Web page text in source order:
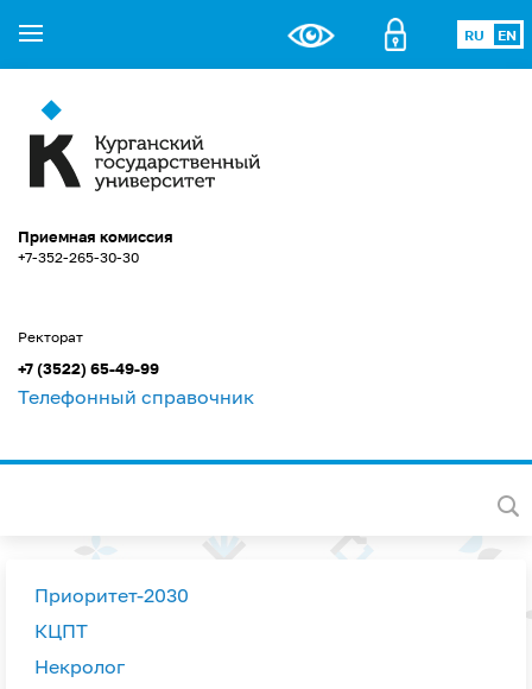
RU EN
Приемная комиссия
+7-352-265-30-30
Ректорат
+7 (3522) 65-49-99
Телефонный справочник
Приоритет-2030
КЦПТ
Некролог